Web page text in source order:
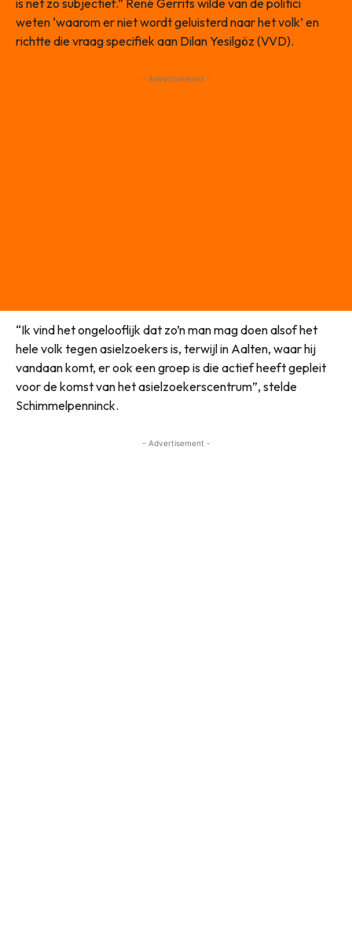
weten ‘waarom er niet wordt geluisterd naar het volk’ en
richtte die vraag specifiek aan Dilan Yesilgöz (VVD).
- Advertisement -
“Ik vind het ongelooflijk dat zo’n man mag doen alsof het
hele volk tegen asielzoekers is, terwijl in Aalten, waar hij
vandaan komt, er ook een groep is die actief heeft gepleit
voor de komst van het asielzoekerscentrum”, stelde
Schimmelpenninck.
- Advertisement -